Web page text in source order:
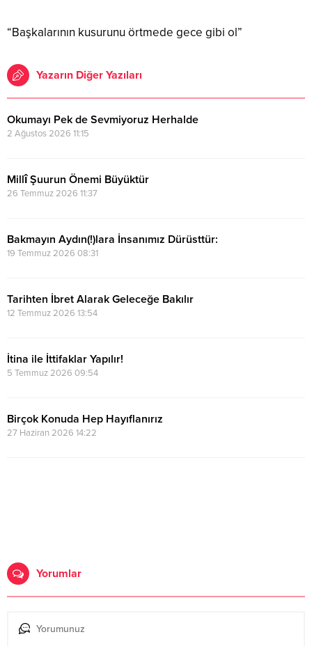
“Başkalarının kusurunu örtmede gece gibi ol”
Yazarın Diğer Yazıları
Okumayı Pek de Sevmiyoruz Herhalde
2 Ağustos 2026 11:15
Millî Şuurun Önemi Büyüktür
26 Temmuz 2026 11:37
Bakmayın Aydın(!)lara İnsanımız Dürüsttür:
19 Temmuz 2026 08:31
Tarihten İbret Alarak Geleceğe Bakılır
12 Temmuz 2026 13:54
İtina ile İttifaklar Yapılır!
5 Temmuz 2026 09:54
Birçok Konuda Hep Hayıflanırız
27 Haziran 2026 14:22
Yorumlar